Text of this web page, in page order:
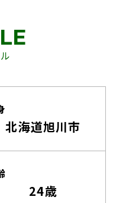
北海道旭川市
24歳